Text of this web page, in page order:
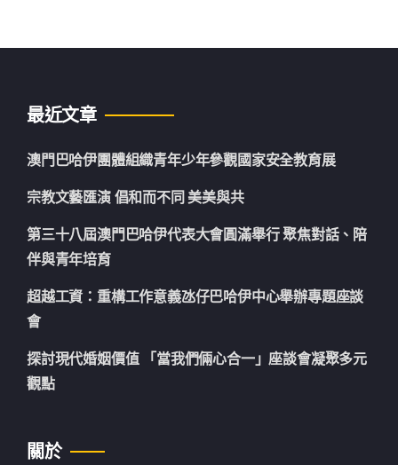
最近文章
澳門巴哈伊團體組織青年少年參觀國家安全教育展
宗教文藝匯演 倡和而不同 美美與共
第三十八屆澳門巴哈伊代表大會圓滿舉行 聚焦對話、陪
伴與青年培育
超越工資：重構工作意義氹仔巴哈伊中心舉辦專題座談
會
探討現代婚姻價值 「當我們倆心合一」座談會凝聚多元
觀點
關於